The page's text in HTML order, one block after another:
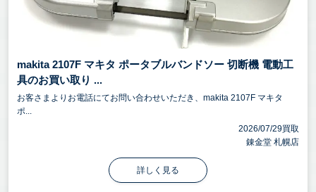
makita 2107F マキタ ポータブルバンドソー 切断機 電動工
具のお買い取り ...
お客さまよりお電話にてお問い合わせいただき、makita 2107F マキタ
ポ...
2026/07/29買取
錬金堂 札幌店
詳しく見る